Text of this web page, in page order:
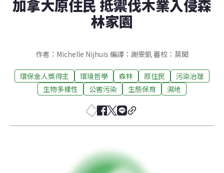
加拿大原住民 抵禦伐木業入侵森
林家園
作者：Michelle Nijhuis 編譯：謝雯凱 審校：莫聞
環保金人獎得主 環境哲學 森林 原住民
污染治理
生物多樣性
公害污染 生態保育 濕地